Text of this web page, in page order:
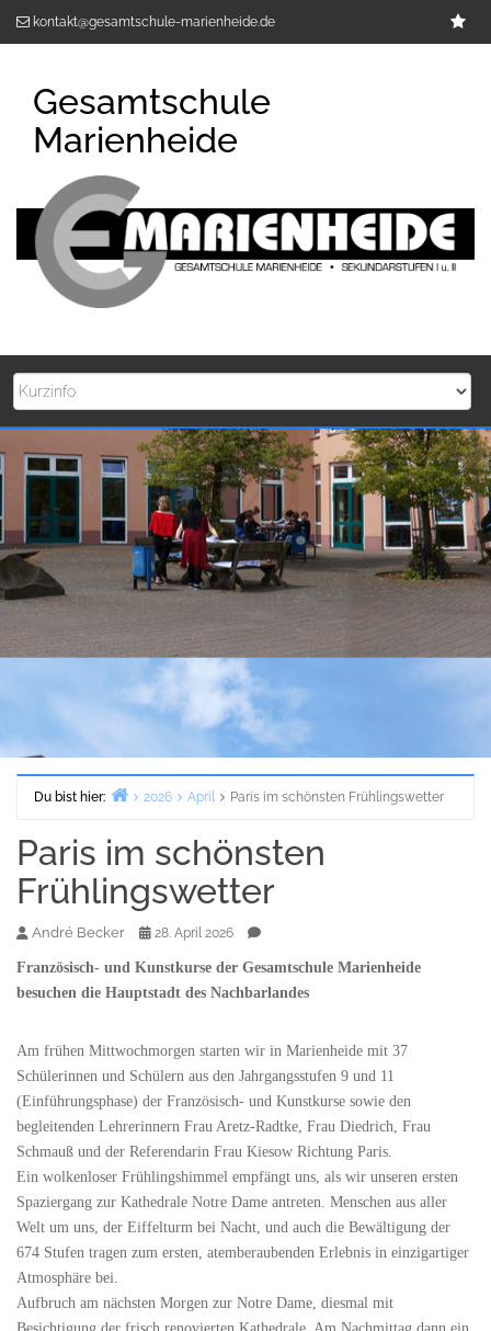
kontakt@gesamtschule-marienheide.de
Gesamtschule
Marienheide
Du bist hier:
2026 April Paris im schönsten Frühlingswetter
Paris im schönsten
Frühlingswetter
André Becker 28. April 2026
Französisch- und Kunstkurse der Gesamtschule Marienheide
besuchen die Hauptstadt des Nachbarlandes
Am frühen Mittwochmorgen starten wir in Marienheide mit 37
Schülerinnen und Schülern aus den Jahrgangsstufen 9 und 11
(Einführungsphase) der Französisch- und Kunstkurse sowie den
begleitenden Lehrerinnern Frau Aretz-Radtke, Frau Diedrich, Frau
Schmauß und der Referendarin Frau Kiesow Richtung Paris.
Ein wolkenloser Frühlingshimmel empfängt uns, als wir unseren ersten
Spaziergang zur Kathedrale Notre Dame antreten. Menschen aus aller
Welt um uns, der Eiffelturm bei Nacht, und auch die Bewältigung der
674 Stufen tragen zum ersten, atemberaubenden Erlebnis in einzigartiger
Atmosphäre bei.
Aufbruch am nächsten Morgen zur Notre Dame, diesmal mit